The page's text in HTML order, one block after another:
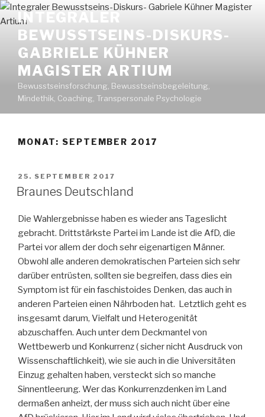
Zum
Inhalt
springen
INTEGRALER
BEWUSSTSEINS-DISKURS-
GABRIELE KÜHNER
MAGISTER ARTIUM
Bewusstseinsforschung, Bewusstseinsbegeleitung,
Mindethik, Coaching, Transpersonale Psychologie
MONAT: SEPTEMBER 2017
VERÖFFENTLICHT
AM
25. SEPTEMBER 2017
Braunes Deutschland
Die Wahlergebnisse haben es wieder ans Tageslicht
gebracht. Drittstärkste Partei im Lande ist die AfD, die
Partei vor allem der doch sehr eigenartigen Männer.
Obwohl alle anderen demokratischen Parteien sich sehr
darüber entrüsten, sollten sie begreifen, dass dies ein
Symptom ist für ein faschistoides Denken, das auch in
anderen Parteien einen Nährboden hat. Letztlich geht es
insgesamt darum, Vielfalt und Heterogenität
abzuschaffen. Auch unter dem Deckmantel von
Wettbewerb und Konkurrenz ( sicher nicht Ausdruck von
Wissenschaftlichkeit), wie sie auch in die Universitäten
Einzug gehalten haben, versteckt sich so manche
Sinnentleerung. Wer das Konkurrenzdenken im Land
dermaßen anheizt, der muss sich auch nicht über eine